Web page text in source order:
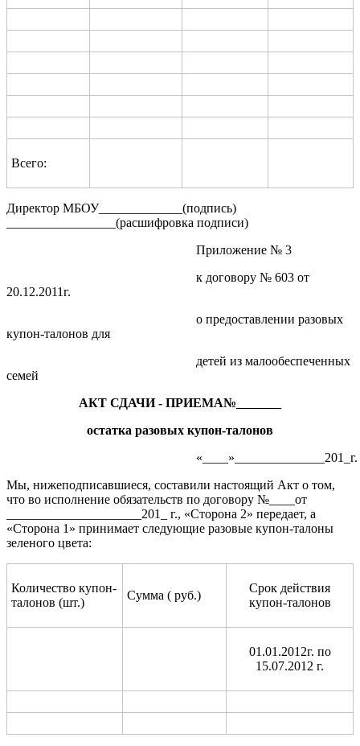
Всего:
Директор МБОУ_____________(подпись)
_________________(расшифровка подписи)
Приложение № 3
к договору № 603 от
20.12.2011г.
о предоставлении разовых
купон-талонов для
детей из малообеспеченных
семей
АКТ СДАЧИ - ПРИЕМА№_______
остатка разовых купон-талонов
«____»______________201_г.
Мы, нижеподписавшиеся, составили настоящий Акт о том,
что во исполнение обязательств по договору №____от
_____________________201_ г., «Сторона 2» передает, а
«Сторона 1» принимает следующие разовые купон-талоны
зеленого цвета:
Количество купон-
талонов (шт.)
Сумма ( руб.)
Срок действия
купон-талонов
01.01.2012г. по
15.07.2012 г.